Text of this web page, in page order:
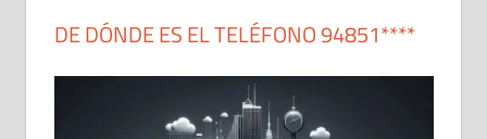
DE DÓNDE ES EL TELÉFONO 94851****